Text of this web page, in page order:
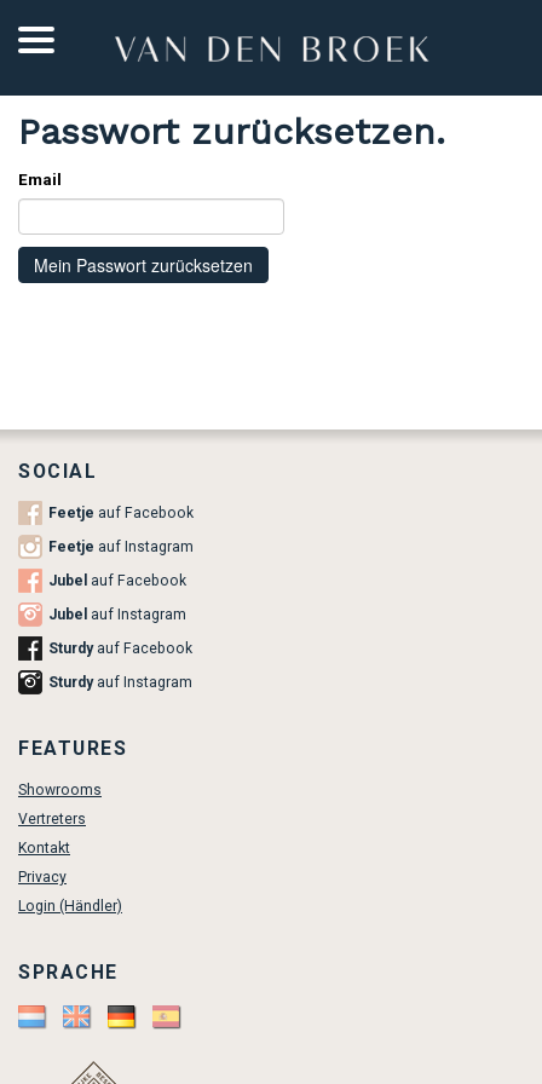
Passwort zurücksetzen.
Email
Mein Passwort zurücksetzen
SOCIAL
Feetje auf Facebook
Feetje auf Instagram
Jubel auf Facebook
Jubel auf Instagram
Sturdyauf Facebook
Sturdyauf Instagram
FEATURES
Showrooms
Vertreters
Kontakt
Privacy
Login (Händler)
SPRACHE